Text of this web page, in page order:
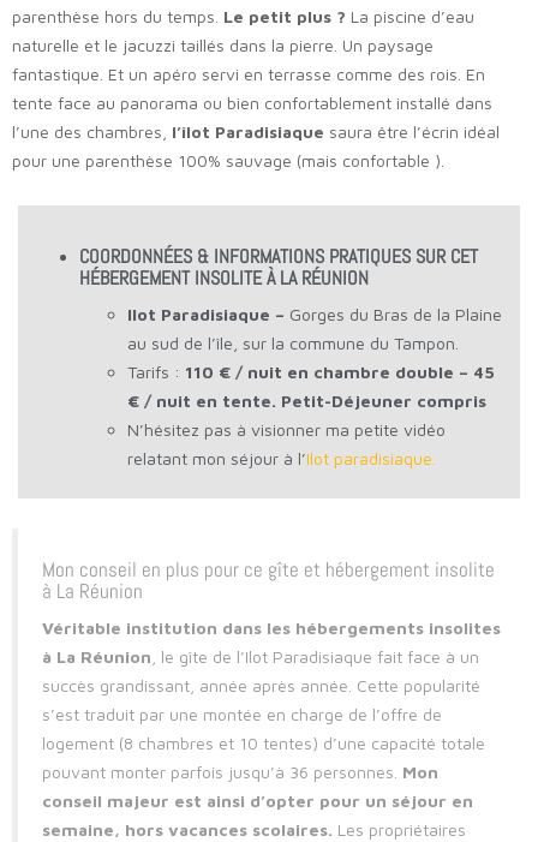
parenthèse hors du temps. Le petit plus ? La piscine d’eau
naturelle et le jacuzzi taillés dans la pierre. Un paysage
fantastique. Et un apéro servi en terrasse comme des rois. En
tente face au panorama ou bien confortablement installé dans
l’une des chambres, l’îlot Paradisiaque saura être l’écrin idéal
pour une parenthèse 100% sauvage (mais confortable ).
COORDONNÉES & INFORMATIONS PRATIQUES SUR CET
HÉBERGEMENT INSOLITE À LA RÉUNION
Ilot Paradisiaque – Gorges du Bras de la Plaine
au sud de l’île, sur la commune du Tampon.
Tarifs : 110 € / nuit en chambre double – 45
€ / nuit en tente. Petit-Déjeuner compris
N’hésitez pas à visionner ma petite vidéo
relatant mon séjour à l’Ilot paradisiaque.
Mon conseil en plus pour ce gîte et hébergement insolite
à La Réunion
Véritable institution dans les hébergements insolites
à La Réunion , le gîte de l’Ilot Paradisiaque fait face à un
succès grandissant, année après année. Cette popularité
s’est traduit par une montée en charge de l’offre de
logement (8 chambres et 10 tentes) d’une capacité totale
pouvant monter parfois jusqu’à 36 personnes. Mon
conseil majeur est ainsi d’opter pour un séjour en
semaine, hors vacances scolaires. Les propriétaires